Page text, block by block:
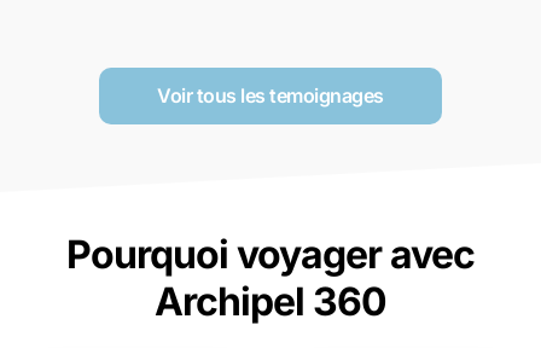
Voir tous les temoignages
Pourquoi voyager avec
Archipel 360